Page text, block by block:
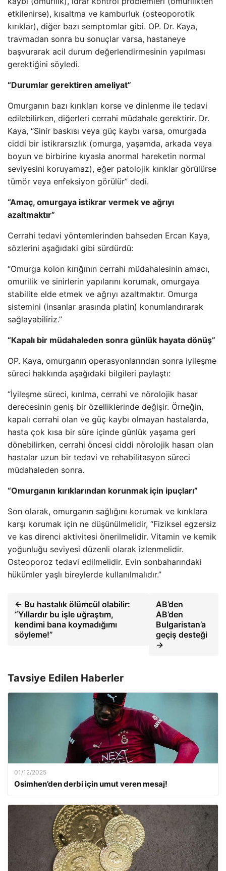
etkilenirse), kısaltma ve kamburluk (osteoporotik
kırıklar), diğer bazı semptomlar gibi. OP. Dr. Kaya,
travmadan sonra bu sonuçlar varsa, hastaneye
başvurarak acil durum değerlendirmesinin yapılması
gerektiğini söyledi.
“Durumlar gerektiren ameliyat”
Omurganın bazı kırıkları korse ve dinlenme ile tedavi
edilebilirken, diğerleri cerrahi müdahale gerektirir. Dr.
Kaya, “Sinir baskısı veya güç kaybı varsa, omurgada
ciddi bir istikrarsızlık (omurga, yaşamda, arkada veya
boyun ve birbirine kıyasla anormal hareketin normal
seviyesini koruyamaz), eğer patolojik kırıklar görülürse
tümör veya enfeksiyon görülür” dedi.
“Amaç, omurgaya istikrar vermek ve ağrıyı
azaltmaktır”
Cerrahi tedavi yöntemlerinden bahseden Ercan Kaya,
sözlerini aşağıdaki gibi sürdürdü:
“Omurga kolon kırığının cerrahi müdahalesinin amacı,
omurilik ve sinirlerin yapılarını korumak, omurgaya
stabilite elde etmek ve ağrıyı azaltmaktır. Omurga
sistemini (insanlar arasında platin) konumlandırarak
sağlayabiliriz.”
“Kapalı bir müdahaleden sonra günlük hayata dönüş”
OP. Kaya, omurganın operasyonlarından sonra iyileşme
süreci hakkında aşağıdaki bilgileri paylaştı:
“İyileşme süreci, kırılma, cerrahi ve nörolojik hasar
derecesinin geniş bir özelliklerinde değişir. Örneğin,
kapalı cerrahi olan ve güç kaybı olmayan hastalarda,
hasta çok kısa bir süre içinde günlük yaşama geri
dönebilirken, cerrahi öncesi ciddi nörolojik hasarı olan
hastalar uzun bir tedavi ve rehabilitasyon süreci
müdahaleden sonra.
“Omurganın kırıklarından korunmak için ipuçları”
Son olarak, omurganın sağlığını korumak ve kırıklara
karşı korumak için ne düşünülmelidir, “Fiziksel egzersiz
ve kas direnci aktivitesi önerilmelidir. Vitamin ve kemik
yoğunluğu seviyesi düzenli olarak izlenmelidir.
Osteoporoz tedavi edilmelidir. Evin sonbaharındaki
hükümler yaşlı bireylerde kullanılmalıdır.”
← Bu hastalık ölümcül olabilir:
“Yıllardır bu işle uğraştım,
kendimi bana koymadığımı
söyleme!”
AB’den
AB’den
Bulgaristan’a
geçiş desteği
→
Tavsiye Edilen Haberler
01/12/2025
Osimhen’den derbi için umut veren mesaj!